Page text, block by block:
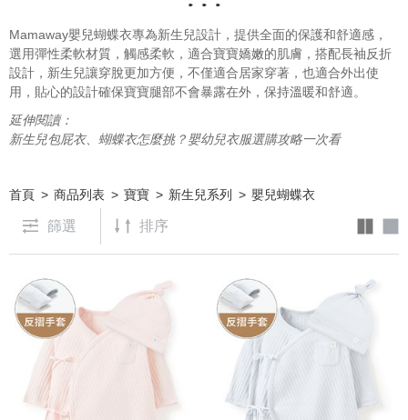
Mamaway嬰兒蝴蝶衣專為新生兒設計，提供全面的保護和舒適感，
選用彈性柔軟材質，觸感柔軟，適合寶寶嬌嫩的肌膚， 搭配長袖反折
設計， 新生兒讓穿脫更加方便，不僅適合居家穿著，也適合外出使
用，貼心的設計確保寶寶腿部不會暴露在外，保持溫暖和舒適。
延伸閱讀：
新生兒包屁衣、蝴蝶衣怎麼挑？嬰幼兒衣服選購攻略一次看
首頁 商品列表 寶寶 新生兒系列 嬰兒蝴蝶衣
篩選